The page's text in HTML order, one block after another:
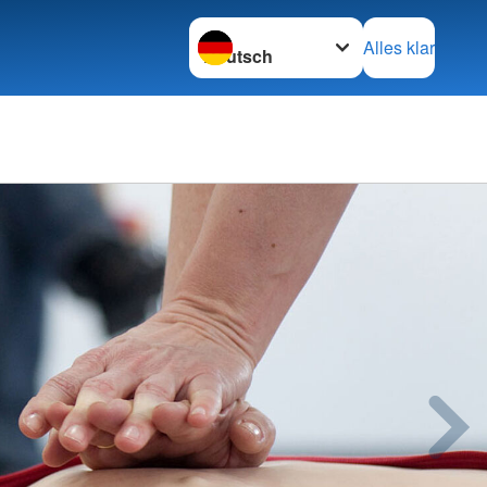
Sprache wechseln zu
Alles klar